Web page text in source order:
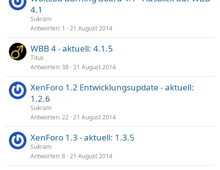
4.1
Sukram
Antworten 1 21 August 2014
WBB 4 - aktuell: 4.1.5
Titus
Antworten 38 21 August 2014
XenForo 1.2 Entwicklungsupdate - aktuell:
1.2.6
Sukram
Antworten 22 21 August 2014
XenForo 1.3 - aktuell: 1.3.5
Sukram
Antworten 8 21 August 2014